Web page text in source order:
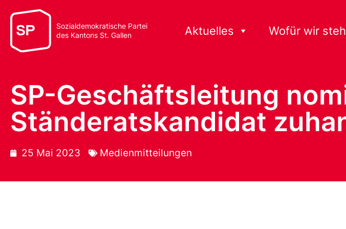
Sozialdemokratische Partei
des Kantons St. Gallen
Aktuelles Wofür wir
SP-Geschäftsleitung
Ständeratskandidat
25 Mai 2023 Medienmitteilungen